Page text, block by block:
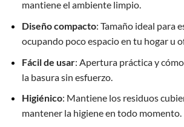
mantiene el ambiente limpio.
Diseño compacto: Tamaño ideal para
ocupando poco espacio en tu hogar u
Fácil de usar: Apertura práctica y
la basura sin esfuerzo.
Higiénico: Mantiene los residuos
mantener la higiene en todo momento.